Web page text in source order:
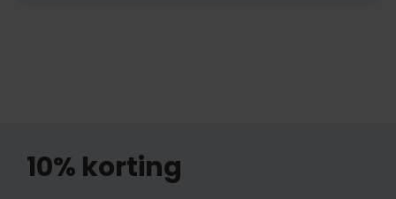
10% korting